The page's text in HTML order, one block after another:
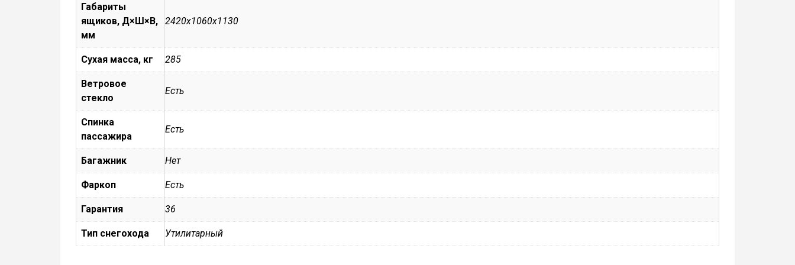
Габариты
ящиков, Д×Ш×В,
мм
2420х1060х1130
Сухая масса, кг 285
Ветровое
стекло
Есть
Спинка
пассажира
Есть
Багажник Нет
Фаркоп Есть
Гарантия 36
Тип снегохода Утилитарный